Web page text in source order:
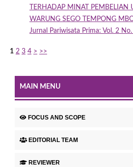
TERHADAP MINAT PEMBELIAN
WARUNG SEGO TEMPONG
Jurnal Pariwisata Prima: Vol. 2 No.
1 2 3 4 > >>
MAIN MENU
FOCUS AND SCOPE
EDITORIAL TEAM
REVIEWER